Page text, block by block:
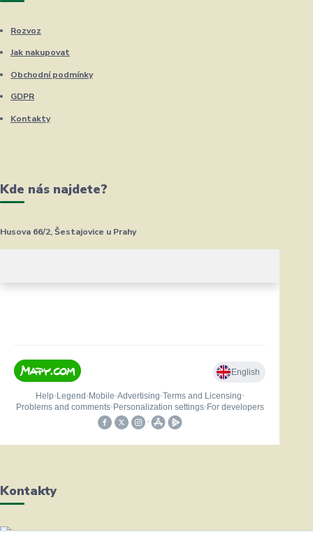
Rozvoz
Jak nakupovat
Obchodní podmínky
GDPR
Kontakty
Kde nás najdete?
Husova 66/2, Šestajovice u Prahy
Kontakty